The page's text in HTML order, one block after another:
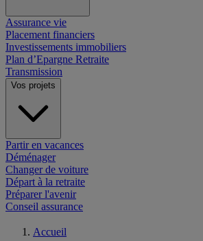
Assurance vie
Placement financiers
Investissements immobiliers
Plan d’Epargne Retraite
Transmission
Vos projets
Partir en vacances
Déménager
Changer de voiture
Départ à la retraite
Préparer l'avenir
Conseil assurance
Accueil